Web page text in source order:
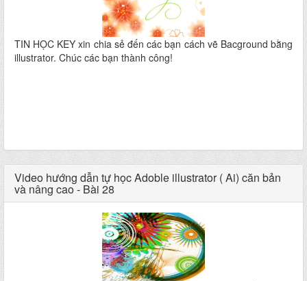
TIN HỌC KEY xin chia sẻ đến các bạn cách vẽ Bacground bằng
illustrator. Chúc các bạn thành công!
Video hướng dẫn tự học Adoble illustrator ( Ai) căn bản
và nâng cao - Bài 28